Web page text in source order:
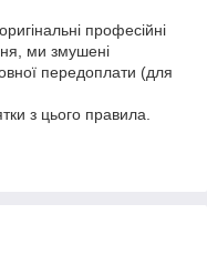
професійні
ми змушені
передоплати (для
з цього правила.